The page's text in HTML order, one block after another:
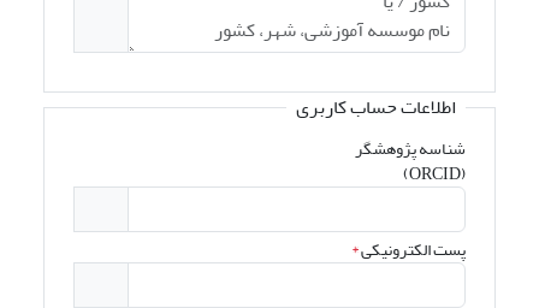
اطلاعات حساب کاربری
شناسه پژوهشگر
(ORCID)
پست الکترونیکی*